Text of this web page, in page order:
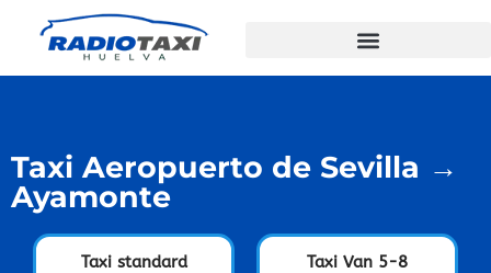
Taxi Aeropuerto de Sevilla →
Ayamonte
Taxi standard
Taxi Van 5-8